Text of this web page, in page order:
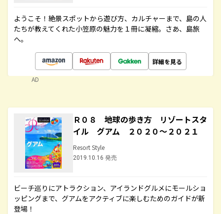
ようこそ！絶景スポットから遊び方、カルチャーまで、島の人
たちが教えてくれた小笠原の魅力を１冊に凝縮。さあ、島旅
へ。
詳細を見る
AD
Ｒ０８ 地球の歩き方 リゾートスタ
イル グアム ２０２０～２０２１
Resort Style
2019.10.16 発売
ビーチ巡りにアトラクション、アイランドグルメにモールショ
ッピングまで、グアムをアクティブに楽しむためのガイドが新
登場！